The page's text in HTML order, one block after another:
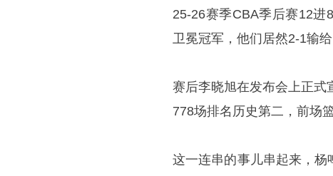
25-26赛季CBA季后赛12
卫冕冠军，他们居然2-1输
赛后李晓旭在发布会上正式
778场排名历史第二，前场
这一连串的事儿串起来，